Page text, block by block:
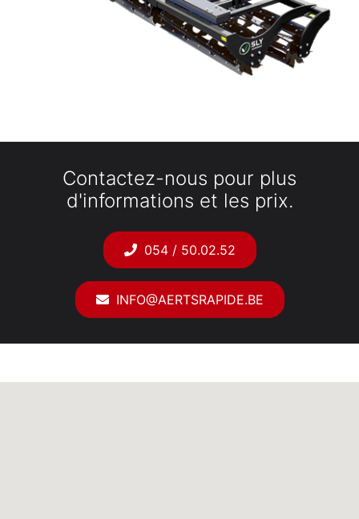
Contactez-nous pour plus
d'informations et les prix.
054 / 50.02.52
INFO@AERTSRAPIDE.BE